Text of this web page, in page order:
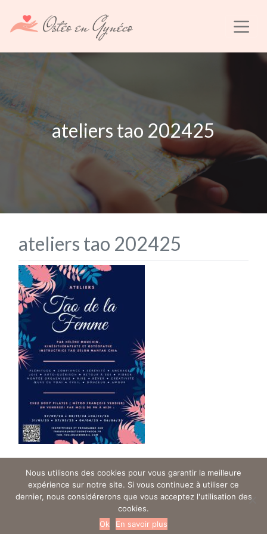
ateliers tao 202425
ateliers tao 202425
Trouver un ostéo en gynéco - Tous droits réservés © 2019
Mentions légales
Nous utilisons des cookies pour vous garantir la meilleure
expérience sur notre site. Si vous continuez à utiliser ce
dernier, nous considérerons que vous acceptez l'utilisation des
cookies.
Ok
En savoir plus